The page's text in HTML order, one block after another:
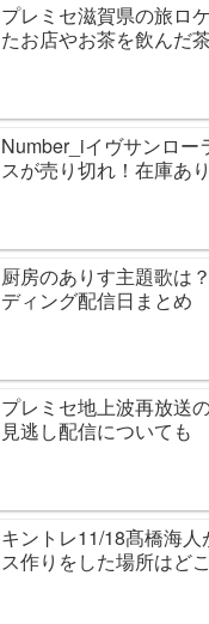
プレミセ滋賀県の旅ロ
たお店やお茶を飲んだ
Number_iイヴサンロー
スが売り切れ！在庫あ
厨房のありす主題歌は
ディング配信日まとめ
プレミセ地上波再放送
見逃し配信についても
キントレ11/18髙橋海人
ス作りをした場所はど